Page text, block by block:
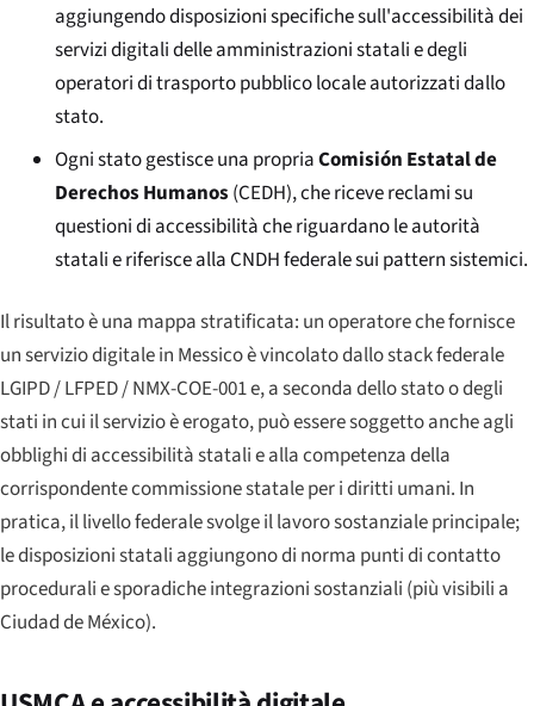
aggiungendo disposizioni specifiche sull'accessibilità dei
servizi digitali delle amministrazioni statali e degli
operatori di trasporto pubblico locale autorizzati dallo
stato.
Ogni stato gestisce una propriaComisión Estatal de
Derechos Humanos (CEDH), che riceve reclami su
questioni di accessibilità che riguardano le autorità
statali e riferisce alla CNDH federale sui pattern sistemici.
Il risultato è una mappa stratificata: un operatore che fornisce
un servizio digitale in Messico è vincolato dallo stack federale
LGIPD / LFPED / NMX-COE-001 e, a seconda dello stato o degli
stati in cui il servizio è erogato, può essere soggetto anche agli
obblighi di accessibilità statali e alla competenza della
corrispondente commissione statale per i diritti umani. In
pratica, il livello federale svolge il lavoro sostanziale principale;
le disposizioni statali aggiungono di norma punti di contatto
procedurali e sporadiche integrazioni sostanziali (più visibili a
Ciudad de México).